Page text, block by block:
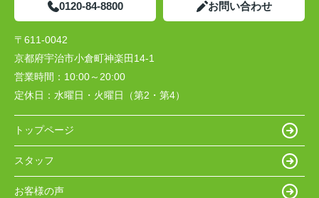
0120-84-8800 お問い合わせ
〒611-0042
京都府宇治市小倉町神楽田14-1
営業時間： 10:00～20:00
定休日： 水曜日・火曜日（第2・第4）
トップページ
スタッフ
お客様の声